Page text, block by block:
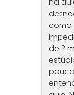
na
como
de 2